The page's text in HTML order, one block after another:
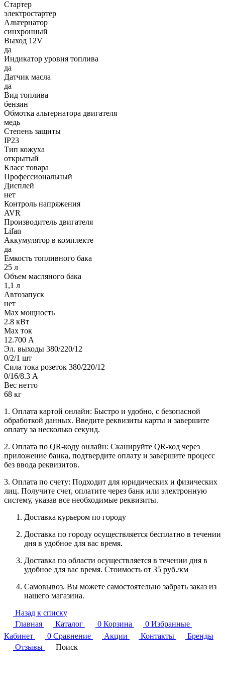
Стартер
электростартер
Альтернатор
синхронный
Выход 12V
да
Индикатор уровня топлива
да
Датчик масла
да
Вид топлива
бензин
Обмотка альтернатора двигателя
медь
Степень защиты
IP23
Тип кожуха
открытый
Класс товара
Профессиональный
Дисплей
нет
Контроль напряжения
AVR
Производитель двигателя
Lifan
Аккумулятор в комплекте
да
Емкость топливного бака
25 л
Объем масляного бака
1,1 л
Автозапуск
нет
Max мощность
2.8 кВт
Max ток
12.700 А
Эл. выходы 380/220/12
0/2/1 шт
Сила тока розеток 380/220/12
0/16/8.3 А
Вес нетто
68 кг
1. Оплата картой онлайн: Быстро и удобно, с безопасной
обработкой данных. Введите реквизиты карты и завершите
оплату за несколько секунд.
2. Оплата по QR-коду онлайн: Сканируйте QR-код через
приложение банка, подтвердите оплату и завершите процесс
без ввода реквизитов.
3. Оплата по счету: Подходит для юридических и физических
лиц. Получите счет, оплатите через банк или электронную
систему, указав все необходимые реквизиты.
Доставка курьером по городу
Доставка по городу осуществляется бесплатно в течении
дня в удобное для вас время.
Доставка по области осуществляется в течении дня в
удобное для вас время. Стоимость от 35 руб./км
Самовывоз. Вы можете самостоятельно забрать заказ из
нашего магазина.
Назад к списку
Главная
Каталог 0 Корзина 0 Избранные
Кабинет
0 Сравнение Акции Контакты
Бренды
Отзывы
Поиск